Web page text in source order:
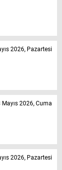
2026, Pazartesi
Mayıs 2026, Cuma
2026, Pazartesi